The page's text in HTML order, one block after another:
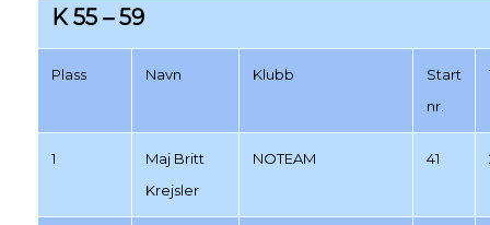
K 55 – 59
Plass Navn Klubb
Start
nr.
1
Maj Britt
Krejsler
NOTEAM 41